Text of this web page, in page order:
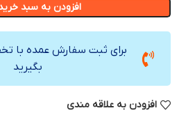
افزودن به سبد
برای ثبت سفارش عمده با
بگیرید
افزودن به علاقه مندی